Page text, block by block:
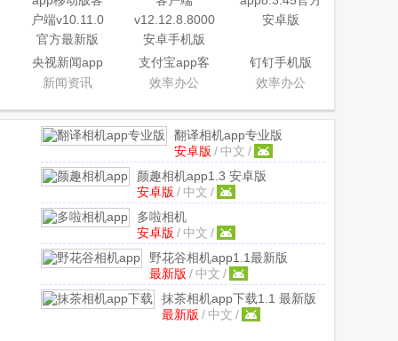
央视新闻app
移动版客户端
新闻资讯
支付宝app客
户端
效率办公
钉钉手机版
app
效率办公
翻译相机app专业版
v1.9.5.0 安卓高级版
安卓版 / 中文 /
颜趣相机app1.3 安卓版
安卓版 / 中文 /
多啦相机
app1.0.1.2024.0529.1906安卓版
安卓版 / 中文 /
野花谷相机app1.1最新版
最新版 / 中文 /
抹茶相机app下载1.1 最新版
最新版 / 中文 /